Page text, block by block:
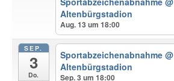
Altenbürgstadion
Aug. 13 um 18:00
SEP.
3
Do.
Sportabzeichenabnahme@
Altenbürgstadion
Sep. 3 um 18:00